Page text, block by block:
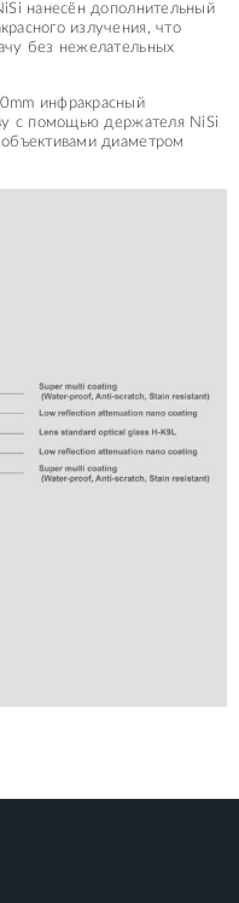
нанесён дополнительный
излучения, что
без нежелательных
инфракрасный
с помощью держателя NiSi
диаметром